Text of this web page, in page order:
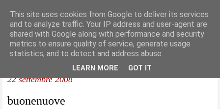
22 settembre 2008
buonenuove
This site uses cookies from Google to deliver its services
and to analyze traffic. Your IP address and user-agent are
shared with Google along with performance and security
metrics to ensure quality of service, generate usage
statistics, and to detect and address abuse.
LEARN MORE GOT IT